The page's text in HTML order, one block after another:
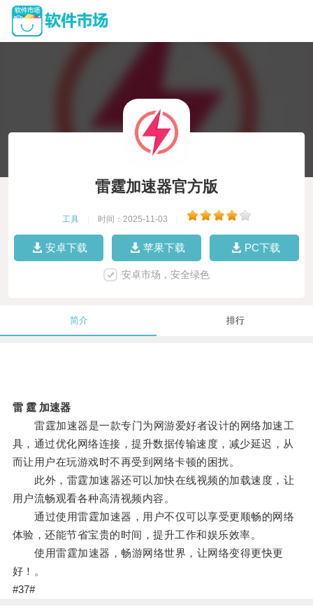
雷霆加速器官方版
工具 时间：2025-11-03
安卓下载 苹果下载 PC下载
安卓市场，安全绿色
简介 排行
雷 霆 加速器
雷霆加速器是一款专门为网游爱好者设计的网络加速工
具，通过优化网络连接，提升数据传输速度，减少延迟，从
而让用户在玩游戏时不再受到网络卡顿的困扰。
此外，雷霆加速器还可以加快在线视频的加载速度，让
用户流畅观看各种高清视频内容。
通过使用雷霆加速器，用户不仅可以享受更顺畅的网络
体验，还能节省宝贵的时间，提升工作和娱乐效率。
使用雷霆加速器，畅游网络世界，让网络变得更快更
好！。
#37#